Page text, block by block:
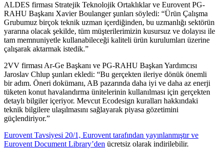
ALDES firması Stratejik Teknolojik Ortaklıklar ve Eurovent PG-
RAHU Başkanı Xavier Boulanger şunları söyledi: “Ürün Çalışma
Grubumuz birçok teknik uzman içerdiğinden, bu uzmanlığı sektörün
yararına olacak şekilde, tüm müşterilerimizin kusursuz ve dolayısı ile
tam memnuniyetle kullanabileceği kaliteli ürün kurulumları üzerine
çalışarak aktarmak istedik.”
2VV firması Ar-Ge Başkanı ve PG-RAHU Başkan Yardımcısı
Jaroslav Chlup şunları ekledi: “Bu gerçekten ileriye dönük önemli
bir adım. Öneri dokümanı, AB pazarında daha iyi ve daha az enerji
tüketen konut havalandırma ünitelerinin kullanılması için gerçekten
detaylı bilgiler içeriyor. Mevcut Ecodesign kuralları hakkındaki
teknik bilgilere ulaşılmasını sağlayarak piyasa gözetimini
güçlendiriyor.”
Eurovent Tavsiyesi 20/1, Eurovent tarafından yayınlanmıştır ve
Eurovent Document Library’den ücretsiz olarak indirilebilir.